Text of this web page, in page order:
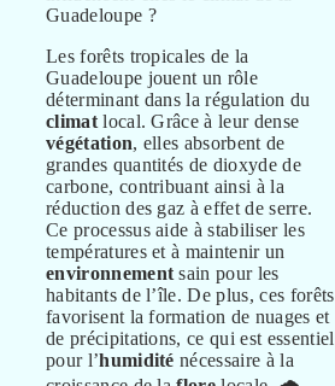
Les forêts tropicales de la
Guadeloupe jouent un rôle
déterminant dans la régulation du
climatlocal. Grâce à leur dense
végétation, elles absorbent de
grandes quantités de dioxyde de
carbone, contribuant ainsi à la
réduction des gaz à effet de serre.
Ce processus aide à stabiliser les
températures et à maintenir un
environnement sain pour les
habitants de l’île. De plus, ces forêts
favorisent la formation de nuages et
de précipitations, ce qui est essentiel
pour l’humidité nécessaire à la